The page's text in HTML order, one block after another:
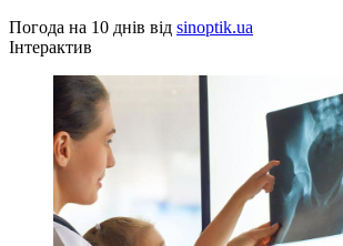
Погода на 10 днів від sinoptik.ua
Інтерактив